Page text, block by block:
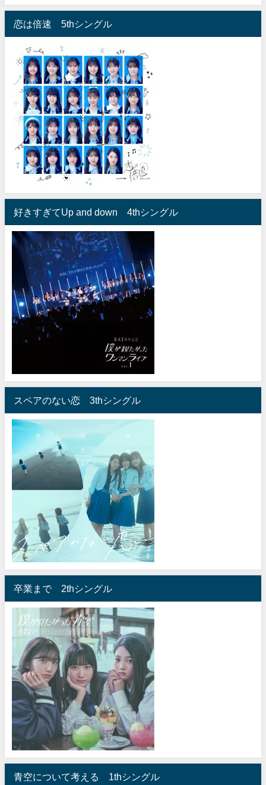
恋は倍速 5thシングル
好きすぎてUp and down 4thシングル
スペアのない恋 3thシングル
卒業まで 2thシングル
青空について考える 1thシングル